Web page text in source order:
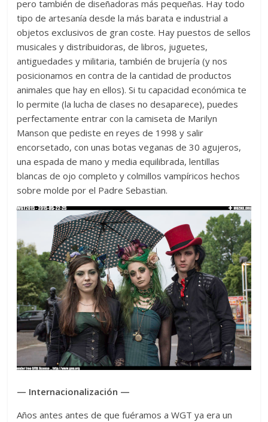
pero también de diseñadoras más pequeñas. Hay todo
tipo de artesanía desde la más barata e industrial a
objetos exclusivos de gran coste. Hay puestos de sellos
musicales y distribuidoras, de libros, juguetes,
antiguedades y militaria, también de brujería (y nos
posicionamos en contra de la cantidad de productos
animales que hay en ellos). Si tu capacidad económica te
lo permite (la lucha de clases no desaparece), puedes
perfectamente entrar con la camiseta de Marilyn
Manson que pediste en reyes de 1998 y salir
encorsetado, con unas botas veganas de 30 agujeros,
una espada de mano y media equilibrada, lentillas
blancas de ojo completo y colmillos vampíricos hechos
sobre molde por el Padre Sebastian.
— Internacionalización —
Años antes antes de que fuéramos a WGT ya era un